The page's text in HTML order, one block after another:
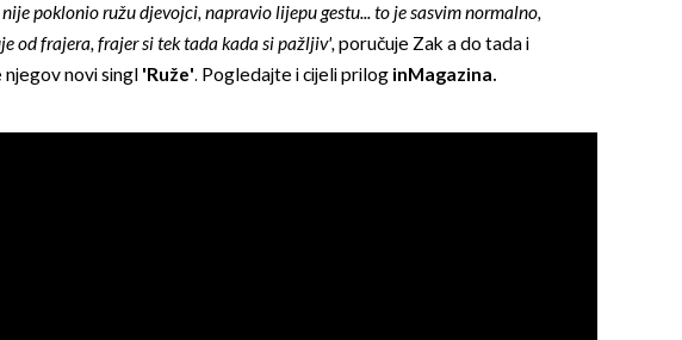
poklonio ružu djevojci, napravio lijepu gestu... to je sasvim normalno,
od frajera, frajer si tek tada kada si pažljiv',poručuje Zak a do tada i
novi singl 'Ruže'. Pogledajte i cijeli prilog inMagazina.